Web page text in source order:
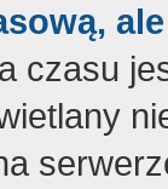
czasu